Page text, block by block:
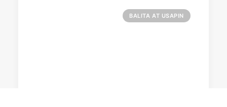
BALITA AT USAPIN